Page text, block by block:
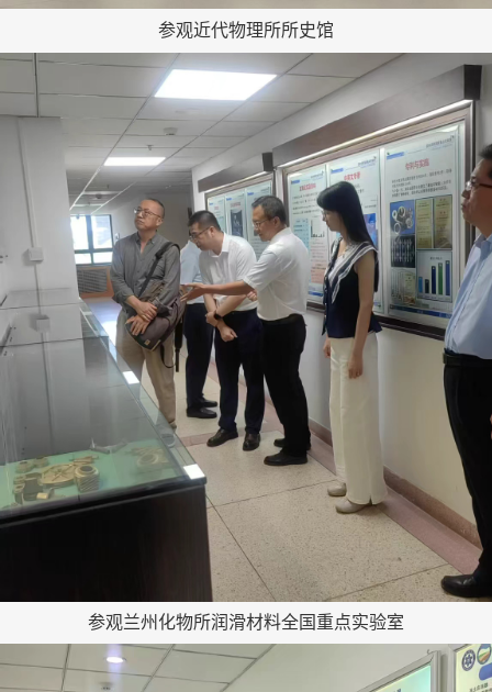
参观近代物理所所史馆
参观兰州化物所润滑材料全国重点实验室